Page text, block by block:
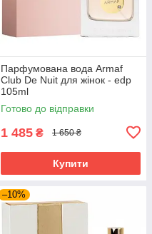
Парфумована вода Armaf
Club De Nuit для жінок - edp
105ml
Готово до відправки
1 485 ₴ 1 650 ₴
Купити
–10%